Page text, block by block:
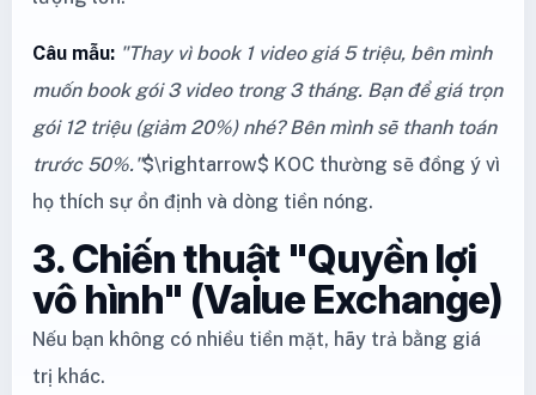
Câu mẫu: "Thay vì book 1 video giá 5 triệu, bên mình
muốn book gói 3 video trong 3 tháng. Bạn để giá trọn
gói 12 triệu (giảm 20%) nhé? Bên mình sẽ thanh toán
trước 50%."$\rightarrow$ KOC thường sẽ đồng ý vì
họ thích sự ổn định và dòng tiền nóng.
3. Chiến thuật "Quyền lợi
vô hình" (Value Exchange)
Nếu bạn không có nhiều tiền mặt, hãy trả bằng giá
trị khác.